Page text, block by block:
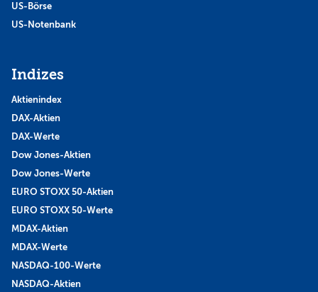
US-Börse
US-Notenbank
Indizes
Aktienindex
DAX-Aktien
DAX-Werte
Dow Jones-Aktien
Dow Jones-Werte
EURO STOXX 50-Aktien
EURO STOXX 50-Werte
MDAX-Aktien
MDAX-Werte
NASDAQ-100-Werte
NASDAQ-Aktien